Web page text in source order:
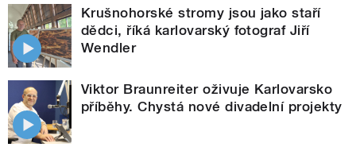
Krušnohorské stromy jsou jako staří
dědci, říká karlovarský fotograf Jiří
Wendler
Viktor Braunreiter oživuje Karlovarsko
příběhy. Chystá nové divadelní projekty